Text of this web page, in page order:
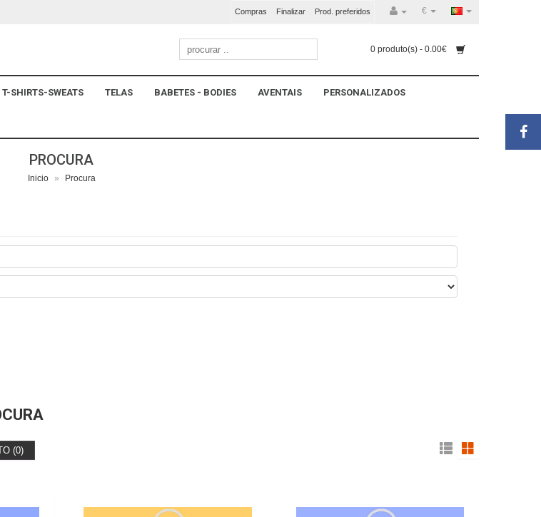
Compras Finalizar Prod. preferidos €
0 produto(s) - 0.00€
T-SHIRTS-SWEATS TELAS BABETES - BODIES AVENTAIS PERSONALIZADOS
PROCURA
Inicio » Procura
(0)